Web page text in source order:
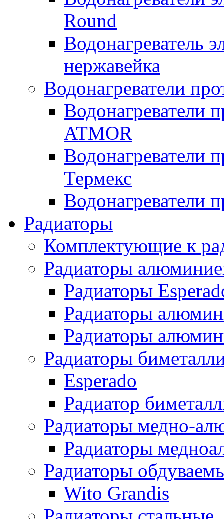
Round
Водонагреватель
нержавейка
Водонагреватели
Водонагреватели
ATMOR
Водонагреватели
Термекс
Водонагреватели
Радиаторы
Комплектующие к
Радиаторы
Радиаторы
Радиаторы
Радиаторы
Радиаторы
Esperado
Радиатор
Радиаторы медно-
Радиаторы
Радиаторы
Wito Grandis